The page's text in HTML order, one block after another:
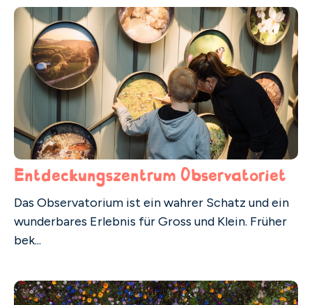
Entdeckungszentrum Observatoriet
Das Observatorium ist ein wahrer Schatz und ein
wunderbares Erlebnis für Gross und Klein. Früher
bek...